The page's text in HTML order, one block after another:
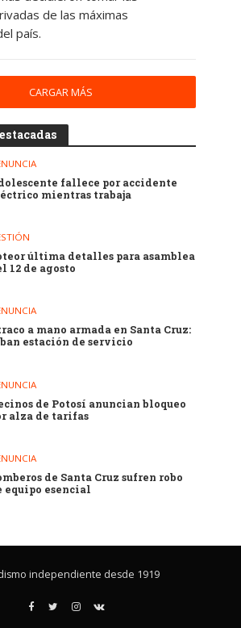
de las máximas
país.
CARGAR MÁS
fallece por accidente
mientras trabaja
última detalles para asamblea
12 de agosto
a mano armada en Santa Cruz:
estación de servicio
de Potosí anuncian bloqueo
alza de tarifas
de Santa Cruz sufren robo
equipo esencial
independiente desde 1919